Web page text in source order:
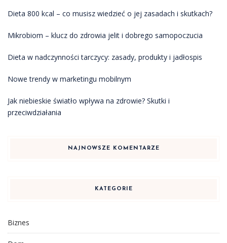
Dieta 800 kcal – co musisz wiedzieć o jej zasadach i skutkach?
Mikrobiom – klucz do zdrowia jelit i dobrego samopoczucia
Dieta w nadczynności tarczycy: zasady, produkty i jadłospis
Nowe trendy w marketingu mobilnym
Jak niebieskie światło wpływa na zdrowie? Skutki i
przeciwdziałania
NAJNOWSZE KOMENTARZE
KATEGORIE
Biznes